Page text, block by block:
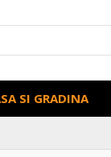
SI GRADINA